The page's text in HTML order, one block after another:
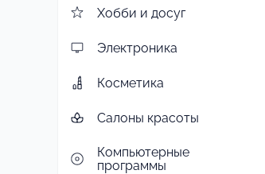
Хобби и досуг
Электроника
Косметика
Салоны красоты
Компьютерные
программы